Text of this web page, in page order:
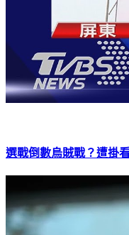
選戰倒數烏賊戰？遭掛